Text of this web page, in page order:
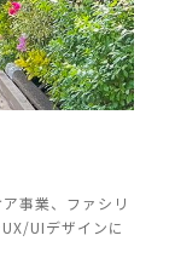
事業、ファシリ
UIデザインに